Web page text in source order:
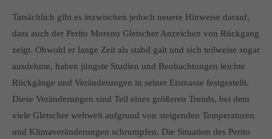
Tatsächlich gibt es inzwischen jedoch neuere Hinweise darauf,
dass auch der Perito Moreno Gletscher Anzeichen von Rückgang
zeigt. Obwohl er lange Zeit als stabil galt und sich teilweise sogar
ausdehnte, haben jüngste Studien und Beobachtungen leichte
Rückgänge und Veränderungen in seiner Eismasse festgestellt.
Diese Veränderungen sind Teil eines größeren Trends, bei dem
viele Gletscher weltweit aufgrund von steigenden Temperaturen
und Klimaveränderungen schrumpfen. Die Situation des Perito